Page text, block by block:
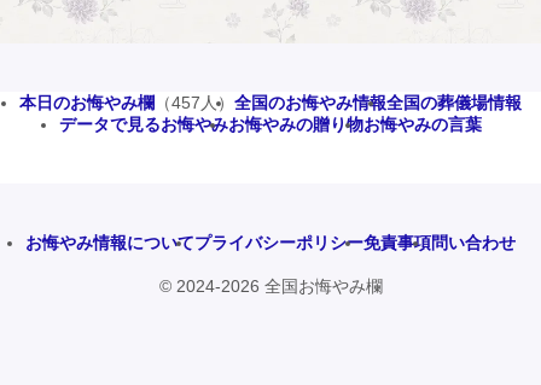
本日のお悔やみ欄 （457人） 全国のお悔やみ情報全国の葬儀場情報
データで見るお悔やみお悔やみの贈り物お悔やみの言葉
お悔やみ情報についてプライバシーポリシー免責事項問い合わせ
© 2024-2026 全国お悔やみ欄